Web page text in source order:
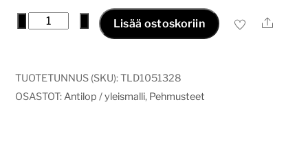
Antilop
pehmuste
lilac
Lisää ostoskoriin Ale
TUOTETUNNUS (SKU):TLD1051328
OSASTOT:Antilop / yleismalli, Pehmusteet